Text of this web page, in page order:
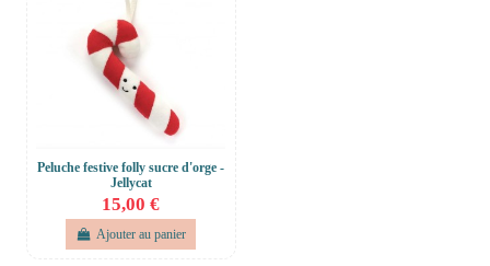
Peluche festive folly sucre d'orge -
Jellycat
15,00 €
Ajouter au panier